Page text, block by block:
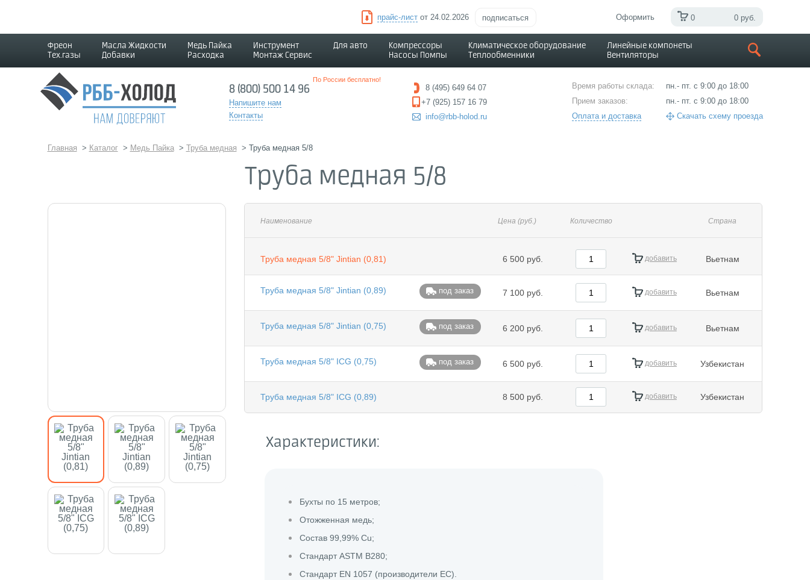
прайс-листот 24.02.2026 подписаться Оформить 0 0 руб.
Фреон
Тех.газы
Масла Жидкости
Добавки
Медь Пайка
Расходка
Инструмент
Монтаж Сервис
Для авто
Компрессоры
Насосы Помпы
Климатическое оборудование
Теплообменники
Линейные компонеты
Вентиляторы
8 (800) 500 14 96
По России бесплатно!
Напишите нам
Контакты
8 (495) 649 64 07
+7 (925) 157 16 79
info@rbb-holod.ru
Время работы склада:
Прием заказов:
Оплата и доставка
пн.- пт. с 9:00 до 18:00
пн.- пт. с 9:00 до 18:00
Скачать схему проезда
Главная > Каталог > Медь Пайка > Труба медная > Труба медная 5/8
Труба медная 5/8
Наименование Цена (руб.) Количество Страна
Труба медная 5/8" Jintian (0,81) 6 500 руб. добавить Вьетнам
Труба медная 5/8" Jintian (0,89) под заказ 7 100 руб. добавить Вьетнам
Труба медная 5/8" Jintian (0,75) под заказ 6 200 руб. добавить Вьетнам
Труба медная 5/8" ICG (0,75) под заказ 6 500 руб. добавить Узбекистан
Труба медная 5/8" ICG (0,89) 8 500 руб. добавить Узбекистан
Характеристики:
Бухты по 15 метров;
Отожженная медь;
Состав 99,99% Cu;
Стандарт ASTM B280;
Стандарт EN 1057 (производители ЕС).